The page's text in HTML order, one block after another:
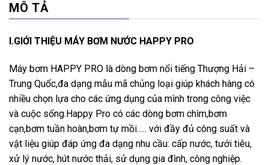
MÔ TẢ
I.GIỚI THIỆU MÁY BƠM NƯỚC HAPPY PRO
Máy bơm HAPPY PRO là dòng bơm nổi tiếng Thượng Hải –
Trung Quốc,đa dạng mẫu mã chủng loại giúp khách hàng có
nhiều chọn lựa cho các ứng dụng của mình trong công việc
và cuộc sống.Happy Pro có các dòng bơm chìm,bơm
cạn,bơm tuần hoàn,bơm tự mồi….. với đầy đủ công suất và
vật liệu giúp đáp ứng đa dạng nhu cầu: cấp nước, tưới tiêu,
xử lý nước, hút nước thải, sử dụng gia đình, công nghiệp.